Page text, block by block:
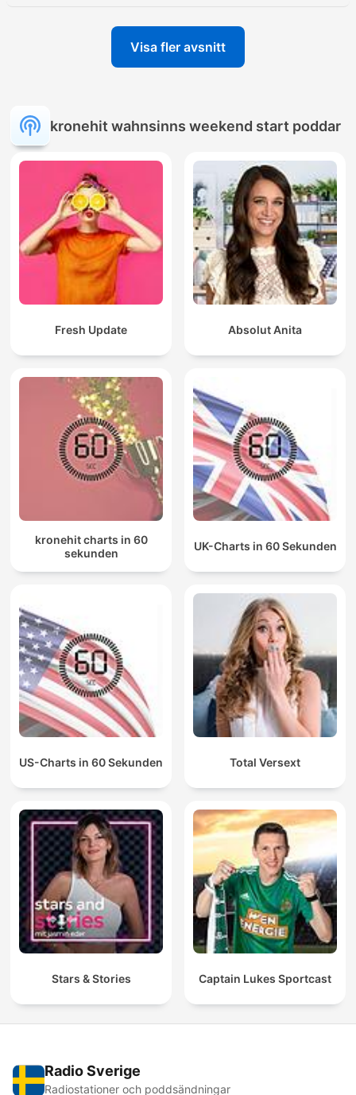
Visa fler avsnitt
kronehit wahnsinns weekend start poddar
Fresh Update Absolut Anita
kronehit charts in 60
sekunden
UK-Charts in 60 Sekunden
US-Charts in 60 Sekunden Total Versext
Stars & Stories Captain Lukes Sportcast
Radio Sverige
Radiostationer och poddsändningar